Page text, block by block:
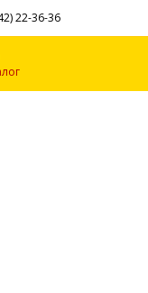
22-36-36